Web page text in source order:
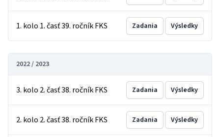
1. kolo 1. časť 39. ročník FKS Zadania Výsledky
2022 / 2023
3. kolo 2. časť 38. ročník FKS Zadania Výsledky
2. kolo 2. časť 38. ročník FKS Zadania Výsledky